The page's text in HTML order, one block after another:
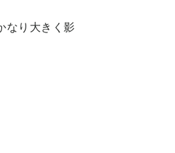
なり大きく影